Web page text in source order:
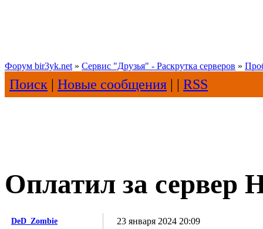
Форум bir3yk.net » Сервис "Друзья" - Раскрутка серверов »
Поиск | Новые сообщения | | RSS
Оплатил за сервер
DeD_Zombie 23 января 2024 20:09